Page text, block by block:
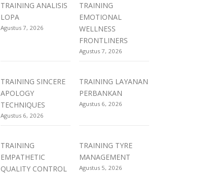
TRAINING ANALISIS
LOPA
Agustus 7, 2026
TRAINING
EMOTIONAL
WELLNESS
FRONTLINERS
Agustus 7, 2026
TRAINING SINCERE
APOLOGY
TECHNIQUES
Agustus 6, 2026
TRAINING LAYANAN
PERBANKAN
Agustus 6, 2026
TRAINING
EMPATHETIC
QUALITY CONTROL
TRAINING TYRE
MANAGEMENT
Agustus 5, 2026